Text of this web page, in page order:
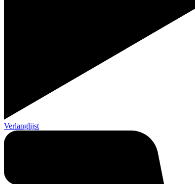
Verlanglijst